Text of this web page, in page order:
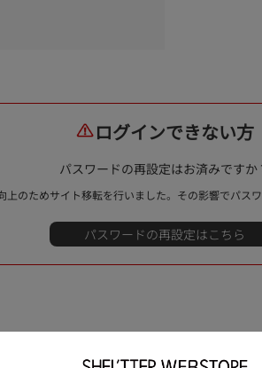
ログインできない方
パスワードの再設定はお済みですか
のためサイト移転を行いました。その影響でパス